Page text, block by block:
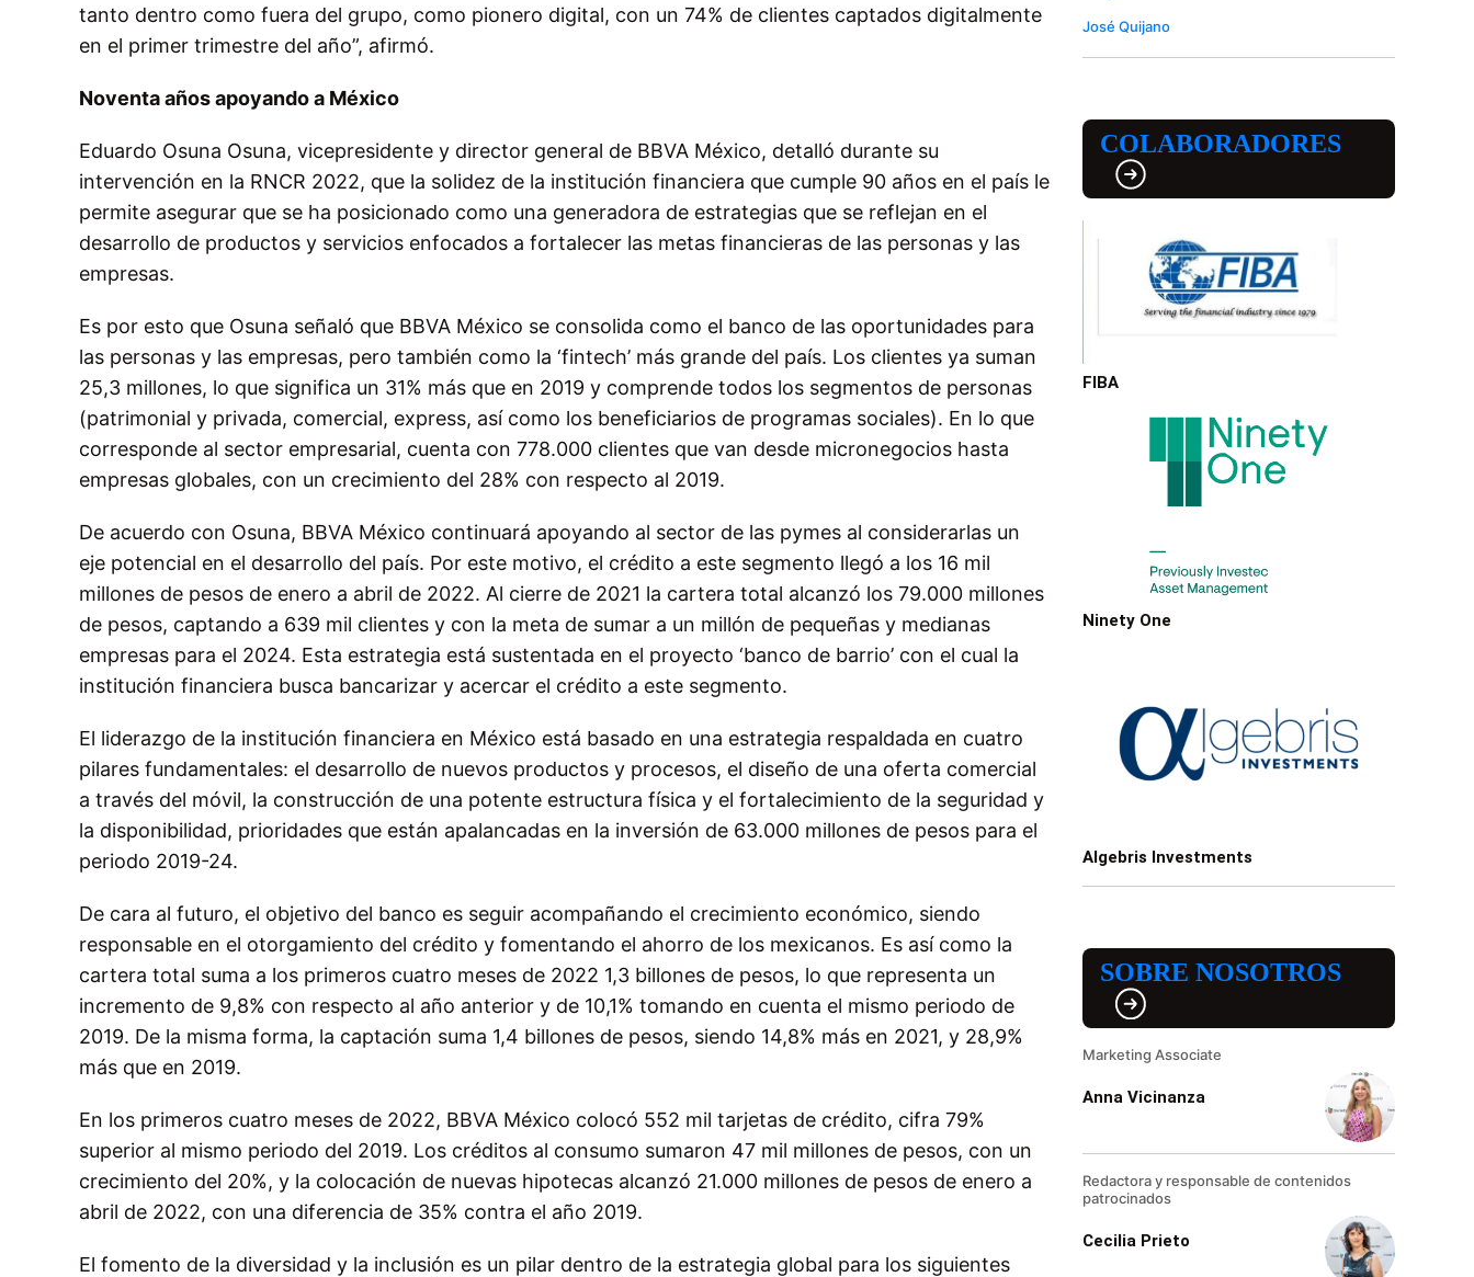
tanto dentro como fuera del grupo, como pionero digital, con un 74% de clientes captados digitalmente
en el primer trimestre del año”, afirmó.
Noventa años apoyando a México
Eduardo Osuna Osuna, vicepresidente y director general de BBVA México, detalló durante su
intervención en la RNCR 2022, que la solidez de la institución financiera que cumple 90 años en el país le
permite asegurar que se ha posicionado como una generadora de estrategias que se reflejan en el
desarrollo de productos y servicios enfocados a fortalecer las metas financieras de las personas y las
empresas.
Es por esto que Osuna señaló que BBVA México se consolida como el banco de las oportunidades para
las personas y las empresas, pero también como la ‘fintech’ más grande del país. Los clientes ya suman
25,3 millones, lo que significa un 31% más que en 2019 y comprende todos los segmentos de personas
(patrimonial y privada, comercial, express, así como los beneficiarios de programas sociales). En lo que
corresponde al sector empresarial, cuenta con 778.000 clientes que van desde micronegocios hasta
empresas globales, con un crecimiento del 28% con respecto al 2019.
De acuerdo con Osuna, BBVA México continuará apoyando al sector de las pymes al considerarlas un
eje potencial en el desarrollo del país. Por este motivo, el crédito a este segmento llegó a los 16 mil
millones de pesos de enero a abril de 2022. Al cierre de 2021 la cartera total alcanzó los 79.000 millones
de pesos, captando a 639 mil clientes y con la meta de sumar a un millón de pequeñas y medianas
empresas para el 2024. Esta estrategia está sustentada en el proyecto ‘banco de barrio’ con el cual la
institución financiera busca bancarizar y acercar el crédito a este segmento.
El liderazgo de la institución financiera en México está basado en una estrategia respaldada en cuatro
pilares fundamentales: el desarrollo de nuevos productos y procesos, el diseño de una oferta comercial
a través del móvil, la construcción de una potente estructura física y el fortalecimiento de la seguridad y
la disponibilidad, prioridades que están apalancadas en la inversión de 63.000 millones de pesos para el
periodo 2019-24.
De cara al futuro, el objetivo del banco es seguir acompañando el crecimiento económico, siendo
responsable en el otorgamiento del crédito y fomentando el ahorro de los mexicanos. Es así como la
cartera total suma a los primeros cuatro meses de 2022 1,3 billones de pesos, lo que representa un
incremento de 9,8% con respecto al año anterior y de 10,1% tomando en cuenta el mismo periodo de
2019. De la misma forma, la captación suma 1,4 billones de pesos, siendo 14,8% más en 2021, y 28,9%
más que en 2019.
En los primeros cuatro meses de 2022, BBVA México colocó 552 mil tarjetas de crédito, cifra 79%
superior al mismo periodo del 2019. Los créditos al consumo sumaron 47 mil millones de pesos, con un
crecimiento del 20%, y la colocación de nuevas hipotecas alcanzó 21.000 millones de pesos de enero a
abril de 2022, con una diferencia de 35% contra el año 2019.
El fomento de la diversidad y la inclusión es un pilar dentro de la estrategia global para los siguientes
José Quijano
COLABORADORES
FIBA
Ninety One
Algebris Investments
SOBRE NOSOTROS
Marketing Associate
Anna Vicinanza
Redactora y responsable de contenidos
patrocinados
Cecilia Prieto